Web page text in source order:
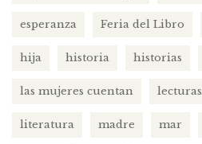
esperanza Feria del Libro
hija historia historias
las mujeres cuentan lecturas
literatura madre mar